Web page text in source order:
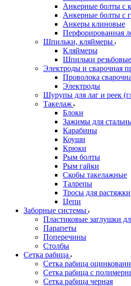
Анкерные болты с
Анкерные болты с
Анкеры клиновые
Перфорированная
Шпильки, кляймеры
Кляймеры
Шпильки резьбовые
Электроды и сварочная
Проволока
Электроды
Шурупы для лаг и реек
Такелаж
Блоки
Зажимы для
Карабины
Коуши
Крюки
Рым болты
Рым гайки
Скобы такелажные
Талрепы
Тросы для растяжки
Цепи
Заборные системы
Пластиковые заглушки
Парапеты
Поперечины
Столбы
Сетка рабица
Сетка рабица
Сетка рабица с
Сетка рабица черная